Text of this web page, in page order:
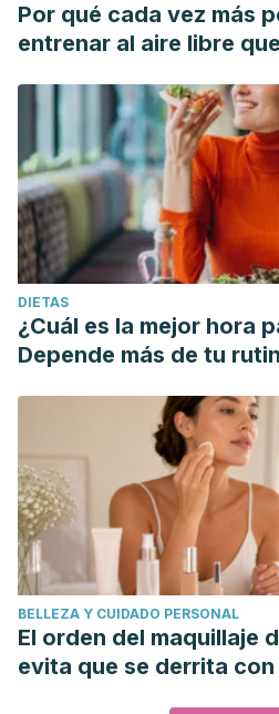
Por qué cada vez más
entrenar al aire libre
DIETAS
¿Cuál es la mejor hora
Depende más de tu
BELLEZA Y CUIDADO PERSONAL
El orden del maquillaje
evita que se derrita